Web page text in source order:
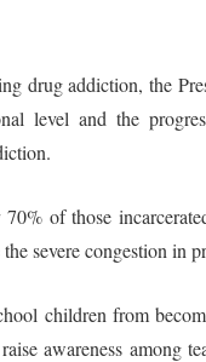
drug addiction, the
level and the
of those
severe congestion in
children from
awareness among